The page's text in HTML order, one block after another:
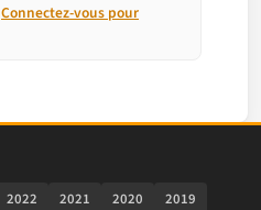
Connectez-vous pour
2022 2021 2020
2019